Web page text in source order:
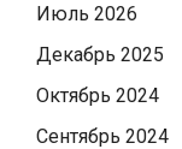
Июль 2026
Декабрь 2025
Октябрь 2024
Сентябрь 2024